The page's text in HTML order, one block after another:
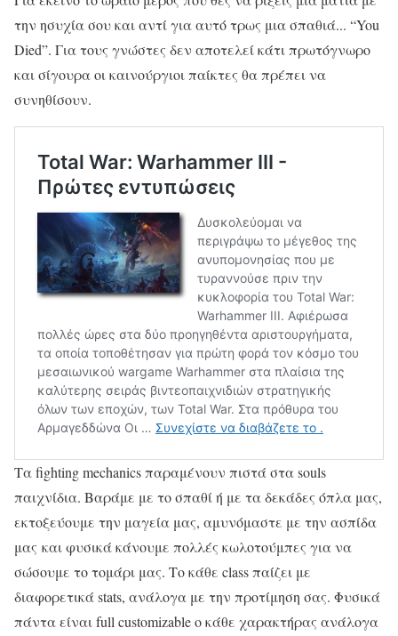
την ησυχία σου και αντί για αυτό τρως μια σπαθιά... “You
Died”. Για τους γνώστες δεν αποτελεί κάτι πρωτόγνωρο
και σίγουρα οι καινούργιοι παίκτες θα πρέπει να
συνηθίσουν.
Τα fighting mechanics παραμένουν πιστά στα souls
παιχνίδια. Βαράμε με το σπαθί ή με τα δεκάδες όπλα μας,
εκτοξεύουμε την μαγεία μας, αμυνόμαστε με την ασπίδα
μας και φυσικά κάνουμε πολλές κωλοτούμπες για να
σώσουμε το τομάρι μας. Το κάθε class παίζει με
διαφορετικά stats, ανάλογα με την προτίμηση σας. Φυσικά
πάντα είναι full customizable ο κάθε χαρακτήρας ανάλογα